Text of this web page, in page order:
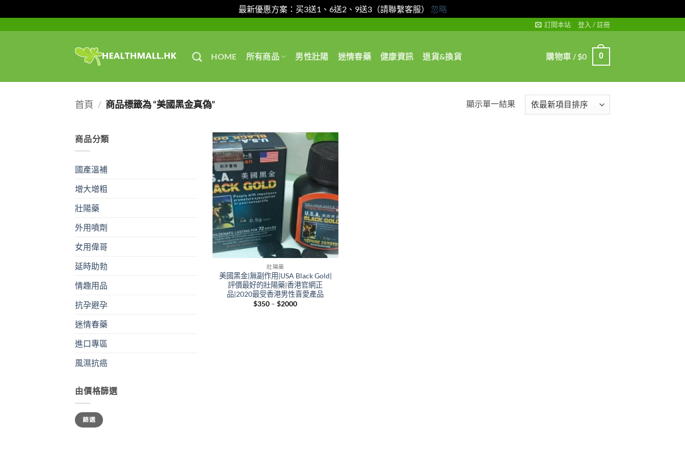
最新優惠方案：买3送1、6送2、9送3（請聯繫客服） 忽略
訂閱本站 登入 / 註冊
HOME 所有商品 男性壯陽 迷情春藥 健康資訊 退貨&換貨 購物車 /$0 0
首頁 / 商品標籤為 “美國黑金真偽” 顯示單一結果
商品分類
國產溫補
增大增粗
壯陽藥
外用噴劑
女用偉哥
延時助勃
情趣用品
抗孕避孕
迷情春藥
進口專區
風濕抗癌
由價格篩選
最
低
價
最
高
價
篩選
+
壯陽藥
美國黑金|無副作用|USA Black Gold|
評價最好的壯陽藥|香港官網正
品|2020最受香港男性喜愛產品
$350 – $2000Price